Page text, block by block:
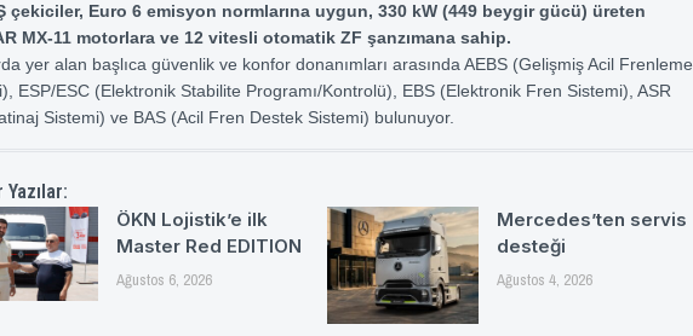
çekiciler, Euro 6 emisyon normlarına uygun, 330 kW (449 beygir gücü) üreten
MX-11 motorlara ve 12 vitesli otomatik ZF şanzımana sahip.
yer alan başlıca güvenlik ve konfor donanımları arasında AEBS (Gelişmiş Acil Frenleme
ESP/ESC (Elektronik Stabilite Programı/Kontrolü), EBS (Elektronik Fren Sistemi), ASR
Sistemi) ve BAS (Acil Fren Destek Sistemi) bulunuyor.
Yazılar:
ÖKN Lojistik’e ilk
Master Red EDITION
Ağustos 6, 2026
Mercedes’ten servis
desteği
Ağustos 4, 2026